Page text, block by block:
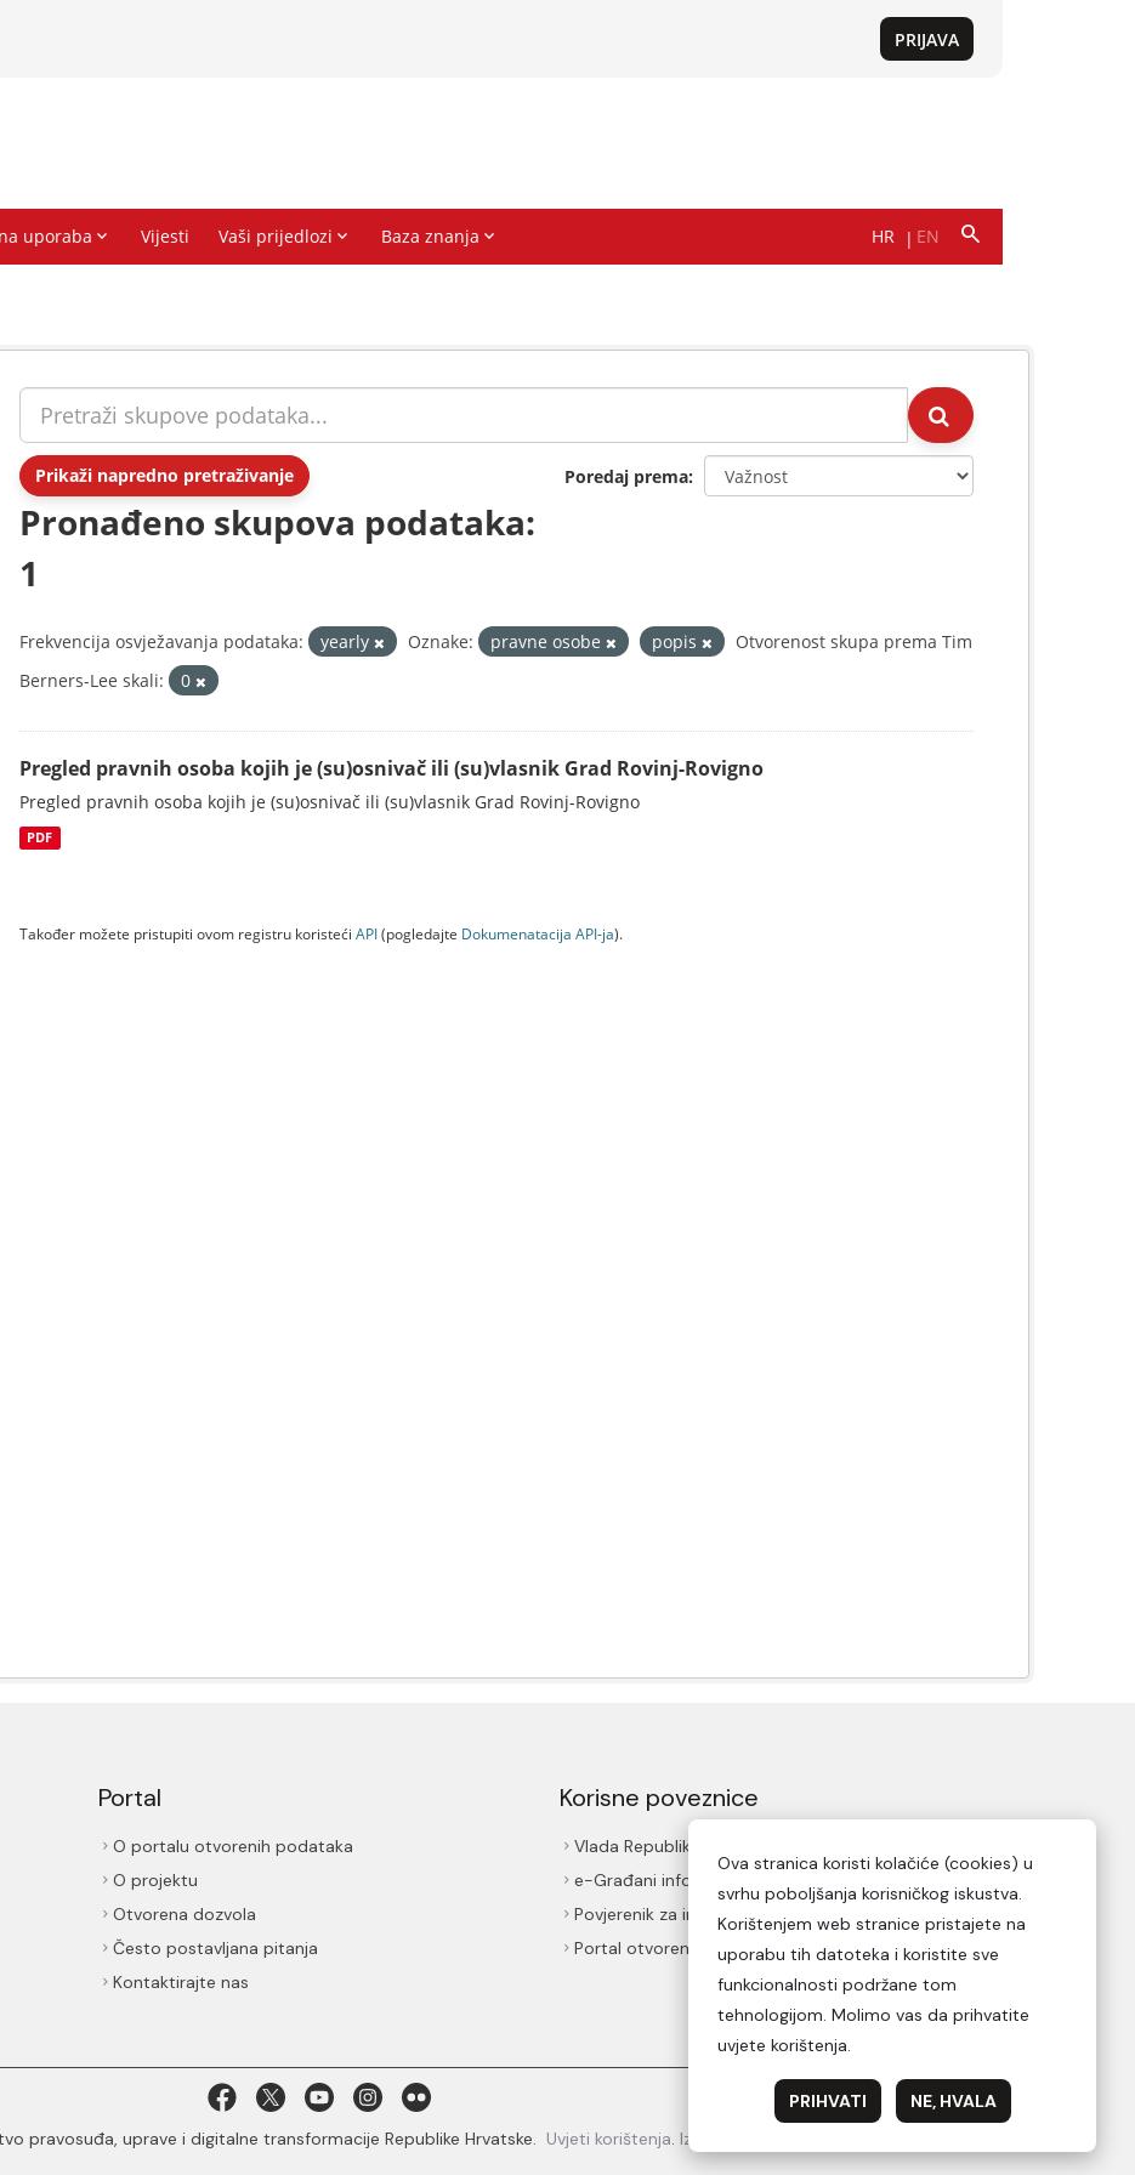
Prikaži napredno pretraživanje Poredaj prema
Pronađeno skupova podataka:
1
Frekvencija osvježavanja podataka: yearly Oznake: pravne osobe popis
Otvorenost skupa prema Tim
Berners-Lee skali:
0
Pregled pravnih osoba kojih je (su)osnivač ili (su)vlasnik Grad Rovinj-Rovigno
Pregled pravnih osoba kojih je (su)osnivač ili (su)vlasnik Grad Rovinj-Rovigno
PDF
Također možete pristupiti ovom registru koristeći API(pogledajte Dokumenаtаcijа API-jа).